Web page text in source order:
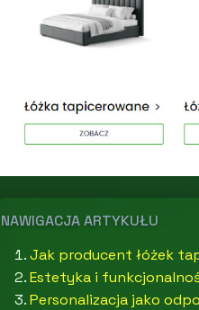
NAWIGACJA ARTYKUŁU
Jak producent łóżek
Estetyka i
Personalizacja jako